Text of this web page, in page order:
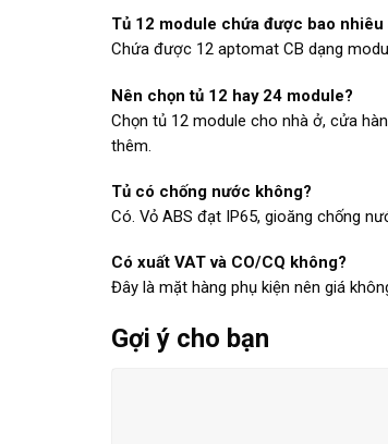
Tủ 12 module chứa được bao nhiêu
Chứa được 12 aptomat CB dạng
Nên chọn tủ 12 hay 24 module?
Chọn tủ 12 module cho nhà ở, cửa
thêm.
Tủ có chống nước không?
Có. Vỏ ABS đạt IP65, gioăng chống
Có xuất VAT và CO/CQ không?
Đây là mặt hàng phụ kiện nên giá
Gợi ý cho bạn